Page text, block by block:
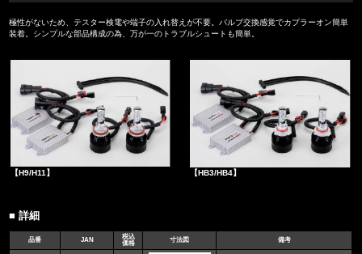
極性がないため、テスター検電や端子の入れ替えが不要。バルブ交換感覚でカプラーオン簡単
装着。シンプルな部品構成の為、万が一のトラブルシュートも簡単。
【H9/H11】 【HB3/HB4】
■ 詳細
品番 JAN
税込
価格
寸法図 備考